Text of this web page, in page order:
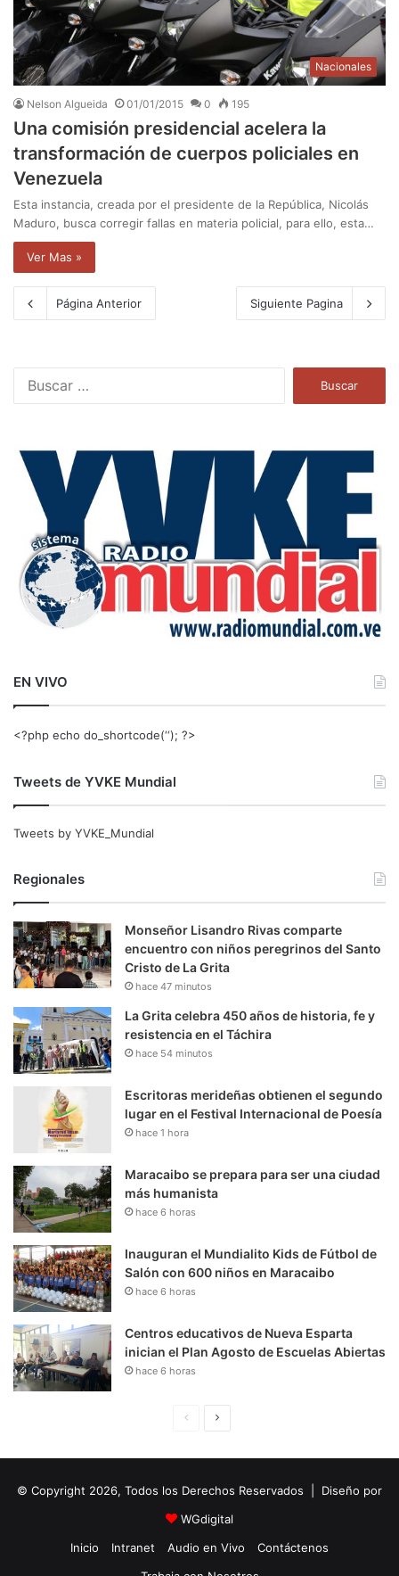
Nacionales
Nelson Algueida 01/01/2015 0 195
Una comisión presidencial acelera la
transformación de cuerpos policiales en
Venezuela
Esta instancia, creada por el presidente de la República, Nicolás
Maduro, busca corregir fallas en materia policial, para ello, esta…
Ver Mas »
Página Anterior Siguiente Pagina
a
EN VIVO
<?php echo do_shortcode(‘‘); ?>
Tweets de YVKE Mundial
Tweets by YVKE_Mundial
Regionales
Monseñor Lisandro Rivas comparte
encuentro con niños peregrinos del Santo
Cristo de La Grita
hace 47 minutos
La Grita celebra 450 años de historia, fe y
resistencia en el Táchira
hace 54 minutos
Escritoras merideñas obtienen el segundo
lugar en el Festival Internacional de Poesía
hace 1 hora
Maracaibo se prepara para ser una ciudad
más humanista
hace 6 horas
Inauguran el Mundialito Kids de Fútbol de
Salón con 600 niños en Maracaibo
hace 6 horas
Centros educativos de Nueva Esparta
inician el Plan Agosto de Escuelas Abiertas
hace 6 horas
i
n
a
u
i
e
© Copyright 2026, Todos los Derechos Reservados | Diseño por
WGdigital
Inicio
Intranet Audio en Vivo
Contáctenos